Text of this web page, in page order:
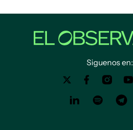
Siguenos en: